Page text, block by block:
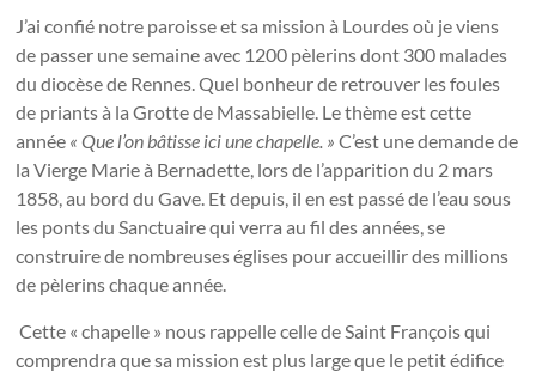
J’ai confié notre paroisse et sa mission à Lourdes où je viens
de passer une semaine avec 1200 pèlerins dont 300 malades
du diocèse de Rennes. Quel bonheur de retrouver les foules
de priants à la Grotte de Massabielle. Le thème est cette
année « Que l’on bâtisse ici une chapelle. » C’est une demande de
la Vierge Marie à Bernadette, lors de l’apparition du 2 mars
1858, au bord du Gave. Et depuis, il en est passé de l’eau sous
les ponts du Sanctuaire qui verra au fil des années, se
construire de nombreuses églises pour accueillir des millions
de pèlerins chaque année.
Cette « chapelle » nous rappelle celle de Saint François qui
comprendra que sa mission est plus large que le petit édifice